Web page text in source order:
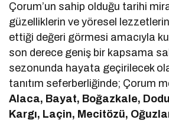
Çorum’un sahip olduğu tarihi
güzelliklerin ve yöresel
ettiği değeri görmesi amacıyla
son derece geniş bir kapsama
sezonunda hayata geçirilecek
tanıtım seferberliğinde; Çorum
Alaca, Bayat, Boğazkale,
Kargı, Laçin, Mecitözü,